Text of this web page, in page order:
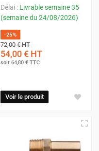
Délai : Livrable semaine 35
(semaine du 24/08/2026)
-25%
72,00 €HT
54,00 € HT
soit 64,80 € TTC
Voir le produit